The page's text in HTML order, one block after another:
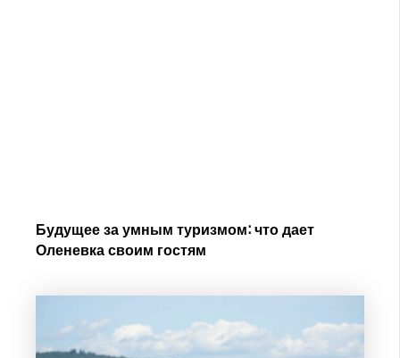
Будущее за умным туризмом: что дает
Оленевка своим гостям